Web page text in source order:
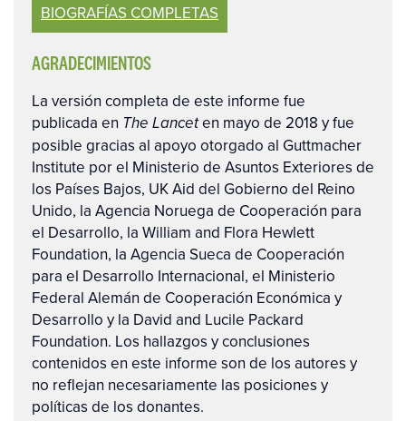
BIOGRAFÍAS COMPLETAS
AGRADECIMIENTOS
La versión completa de este informe fue
publicada en The Lanceten mayo de 2018 y fue
posible gracias al apoyo otorgado al Guttmacher
Institute por el Ministerio de Asuntos Exteriores de
los Países Bajos, UK Aid del Gobierno del Reino
Unido, la Agencia Noruega de Cooperación para
el Desarrollo, la William and Flora Hewlett
Foundation, la Agencia Sueca de Cooperación
para el Desarrollo Internacional, el Ministerio
Federal Alemán de Cooperación Económica y
Desarrollo y la David and Lucile Packard
Foundation. Los hallazgos y conclusiones
contenidos en este informe son de los autores y
no reflejan necesariamente las posiciones y
políticas de los donantes.